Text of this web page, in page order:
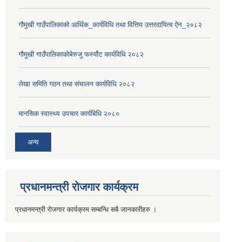
गौमुखी गाउँपालिकाको आर्थिक_कार्यविधि तथा वित्तिय उत्तरदायित्व ऐन_२०८२
गौमुखी गाउँपालिकाकोबेरुजु फर्स्यौट कार्यविधि २०८२
लेखा समिति गठन तथा संचालन कार्यविधि २०८२
मानसिक स्वास्थ्य उपचार कार्यबिधि २०८०
अन्य
प्रधानमन्त्री रोजगार कार्यक्रम
प्रधानमन्त्री रोजगार कार्यक्रम सम्बन्धि सबै जानकारीहरु ।